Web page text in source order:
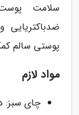
سلامت
پوستی سالم
مواد لازم
چای سبز: